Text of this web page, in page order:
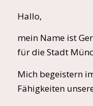
Hallo,
mein Name ist
für die Stadt
Mich begeistern
Fähigkeiten